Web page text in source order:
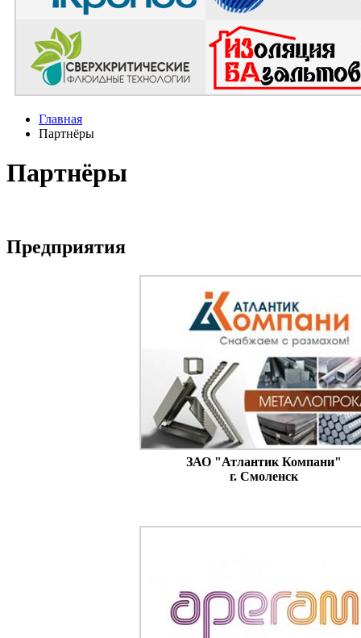
Главная
Партнёры
Партнёры
Предприятия
ЗАО "Атлантик Компани"
г. Смоленск